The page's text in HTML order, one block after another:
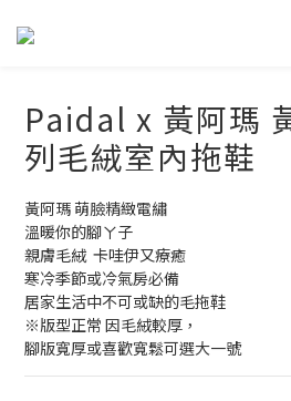
Paidal x 黃阿瑪
列毛絨室內拖鞋
黃阿瑪 萌臉精緻電繡
溫暖你的腳ㄚ子
親膚毛絨  卡哇伊又療癒
寒冷季節或冷氣房必備
居家生活中不可或缺的毛拖鞋
※版型正常 因毛絨較厚，
腳版寬厚或喜歡寬鬆可選大一號